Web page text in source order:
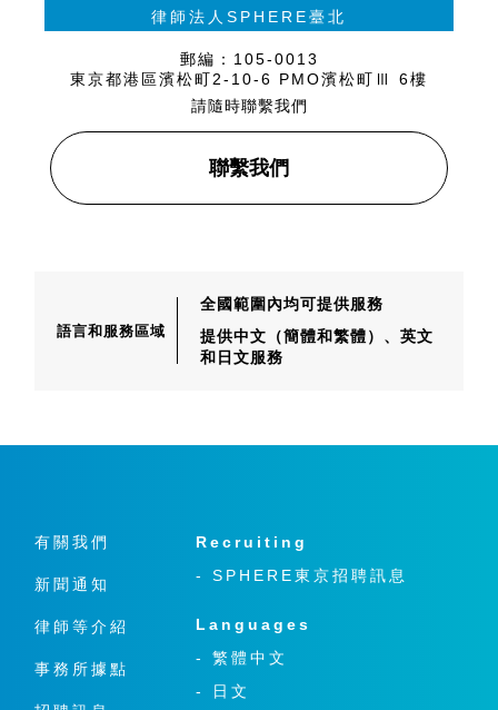
律師法人SPHERE臺北
郵編：105-0013
東京都港區濱松町2-10-6 PMO濱松町Ⅲ 6樓
請隨時聯繫我們
聯繫我們
語言和服務區域
全國範圍內均可提供服務
提供中文（簡體和繁體）、英文
和日文服務
有關我們
新聞通知
律師等介紹
事務所據點
Recruiting
- SPHERE東京招聘訊息
Languages
- 繁體中文
- 日文